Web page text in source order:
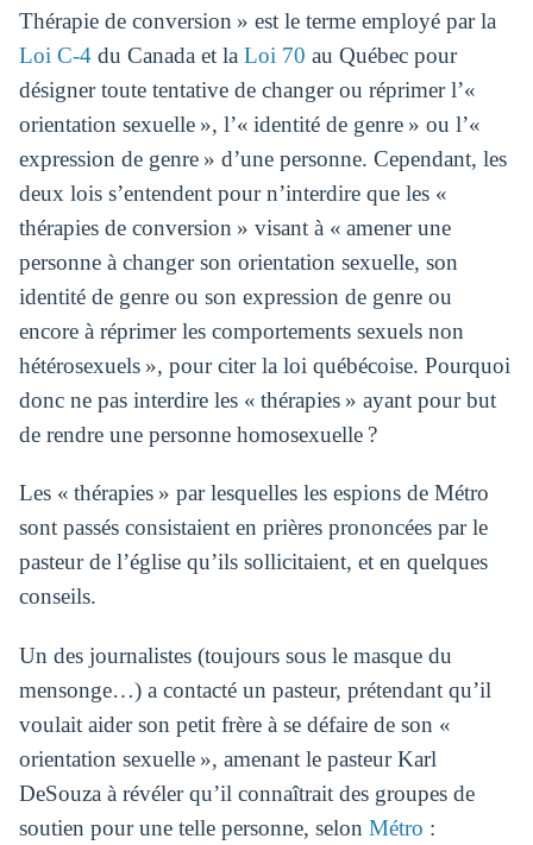
Thérapie de conversion » est le terme employé par la
Loi C-4du Canada et la Loi 70 au Québec pour
désigner toute tentative de changer ou réprimer l’«
orientation sexuelle », l’« identité de genre » ou l’«
expression de genre » d’une personne. Cependant, les
deux lois s’entendent pour n’interdire que les «
thérapies de conversion » visant à « amener une
personne à changer son orientation sexuelle, son
identité de genre ou son expression de genre ou
encore à réprimer les comportements sexuels non
hétérosexuels », pour citer la loi québécoise. Pourquoi
donc ne pas interdire les « thérapies » ayant pour but
de rendre une personne homosexuelle ?
Les « thérapies » par lesquelles les espions de Métro
sont passés consistaient en prières prononcées par le
pasteur de l’église qu’ils sollicitaient, et en quelques
conseils.
Un des journalistes (toujours sous le masque du
mensonge…) a contacté un pasteur, prétendant qu’il
voulait aider son petit frère à se défaire de son «
orientation sexuelle », amenant le pasteur Karl
DeSouza à révéler qu’il connaîtrait des groupes de
soutien pour une telle personne, selon Métro :